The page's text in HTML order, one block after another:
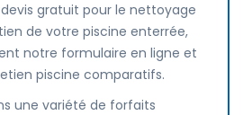
gratuit pour le nettoyage
de votre piscine enterrée,
notre formulaire en ligne et
piscine comparatifs.
une variété de forfaits